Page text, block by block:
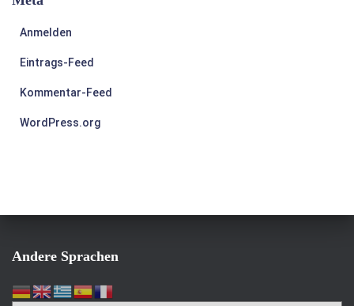
Anmelden
Eintrags-Feed
Kommentar-Feed
WordPress.org
Andere Sprachen